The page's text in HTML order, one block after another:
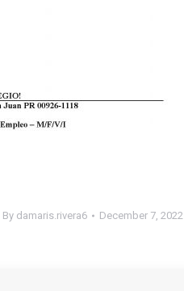
By damaris.rivera6 December 7, 2022